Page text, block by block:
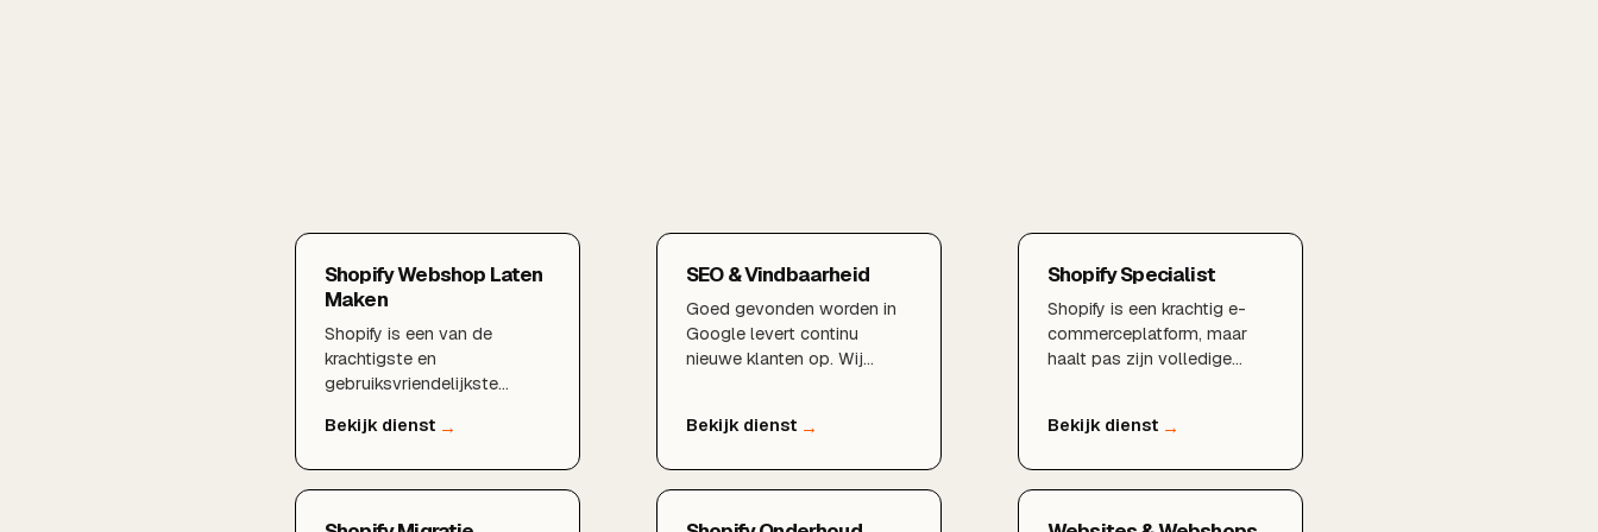
Shopify Webshop Laten
Maken
Shopify is een van de
krachtigste en
gebruiksvriendelijkste
commerce. Wil je een
SEO & Vindbaarheid
Goed gevonden worden in
Google levert continu
nieuwe klanten op. Wij
content en een lokale
Shopify Specialist
Shopify is een krachtig e-
commerceplatform, maar
haalt pas zijn volledige
optimaliseert. Als Shopify